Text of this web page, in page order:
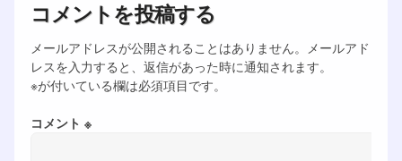
コメントを投稿する
メールアドレスが公開されることはありません。メールアド
レスを入力すると、返信があった時に通知されます。
※が付いている欄は必須項目です。
コメント ※